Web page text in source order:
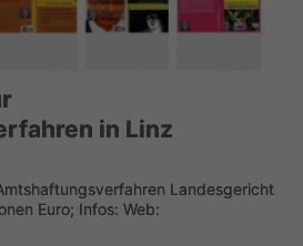
in Linz
Landesgericht
Euro; Infos: Web: